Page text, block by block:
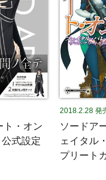
ト・オン
式設定
2018.2.28 発
ソードア
ェイタル
プリート